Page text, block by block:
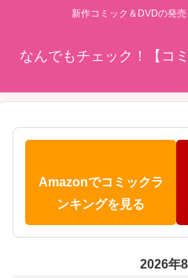
新作コミック＆DVDの発
なんでもチェック！【コ
Amazonでコミックラ
ンキングを見る
2026年8